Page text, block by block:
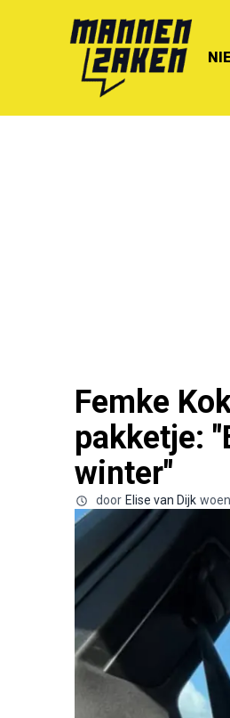
Femke
pakketje:
winter"
door Elise van Dijk